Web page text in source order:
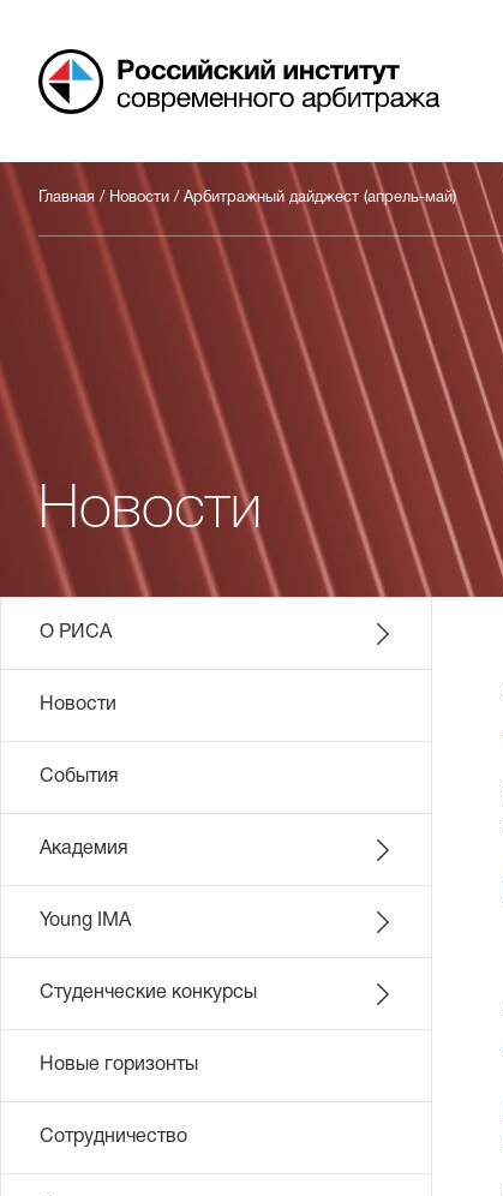
арбитражный
центр
Главная / Новости / Арбитражный дайджест (апрель-май)
Новости
О РИСА
Новости
События
Академия
Young IMA
Студенческие конкурсы
Новые горизонты
Сотрудничество